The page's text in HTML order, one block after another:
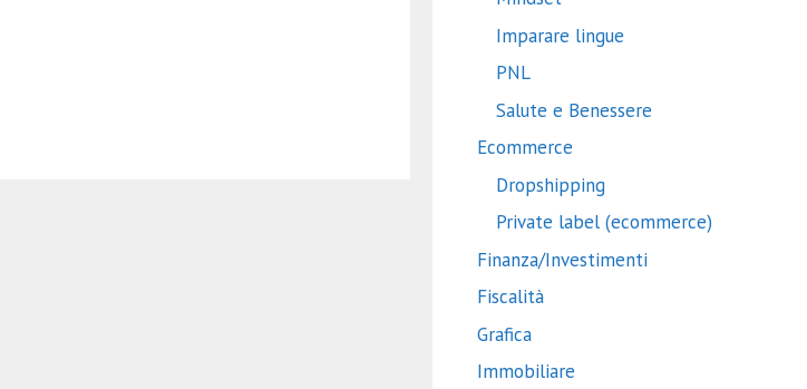
Imparare lingue
PNL
Salute e Benessere
Ecommerce
Dropshipping
Private label (ecommerce)
Finanza/Investimenti
Fiscalità
Grafica
Immobiliare